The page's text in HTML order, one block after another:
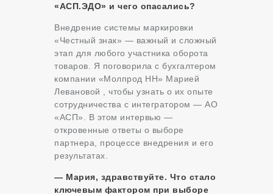
«АСП.ЭДО» и чего опасались?
Внедрение системы маркировки
«Честный знак» — важный и сложный
этап для любого участника оборота
товаров. Я поговорила с бухгалтером
компании «Молпрод НН» Марией
Левановой , чтобы узнать о их опыте
сотрудничества с интегратором — АО
«АСП». В этом интервью —
откровенные ответы о выборе
партнера, процессе внедрения и его
результатах.
— Мария, здравствуйте. Что стало
ключевым фактором при выборе